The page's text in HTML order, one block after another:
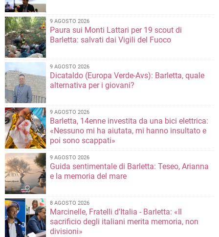
9 AGOSTO 2026
Paura sui Monti Lattari per 19 scout di
Barletta: salvati dai Vigili del Fuoco
9 AGOSTO 2026
Dicataldo (Europa Verde-Avs): Barletta, quale
alternativa per i giovani?
9 AGOSTO 2026
Barletta, 14enne investita da una bici elettrica:
«Nessuno mi ha aiutata, mi hanno insultato e
poi sono scappati»
9 AGOSTO 2026
Guida sentimentale di Barletta: Teseo, Arianna
e la memoria del mare
8 AGOSTO 2026
Marcinelle, Fratelli d'Italia - Barletta: «Il
sacrificio degli italiani merita memoria, non
divisioni»